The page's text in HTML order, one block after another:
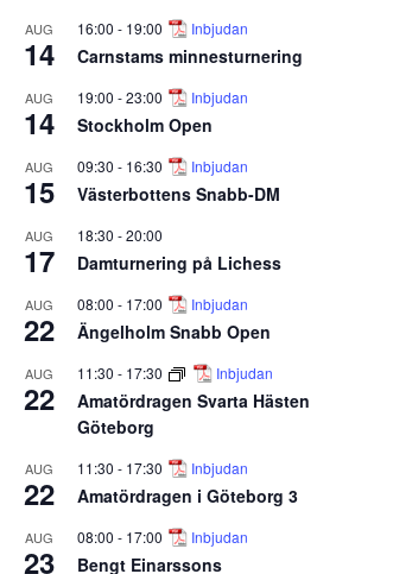
AUG
14
16:00 - 19:00 Inbjudan
Carnstams minnesturnering
AUG
14
19:00 -23:00 Inbjudan
Stockholm Open
AUG
15
09:30 - 16:30 Inbjudan
Västerbottens Snabb-DM
AUG
17
18:30 -20:00
Damturnering på Lichess
AUG
22
08:00 - 17:00 Inbjudan
Ängelholm Snabb Open
AUG
22
11:30 - 17:30 Inbjudan
Amatördragen Svarta Hästen
Göteborg
AUG
22
11:30 - 17:30 Inbjudan
Amatördragen i Göteborg 3
AUG
23
08:00 - 17:00 Inbjudan
Bengt Einarssons